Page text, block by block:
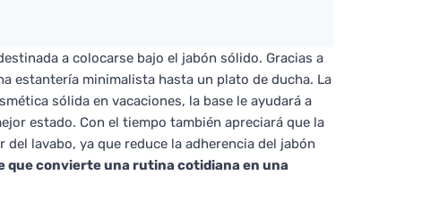
a colocarse bajo el jabón sólido. Gracias a
estantería minimalista hasta un plato de ducha. La
sólida en vacaciones, la base le ayudará a
estado. Con el tiempo también apreciará que la
lavabo, ya que reduce la adherencia del jabón
que convierte una rutina cotidiana en una